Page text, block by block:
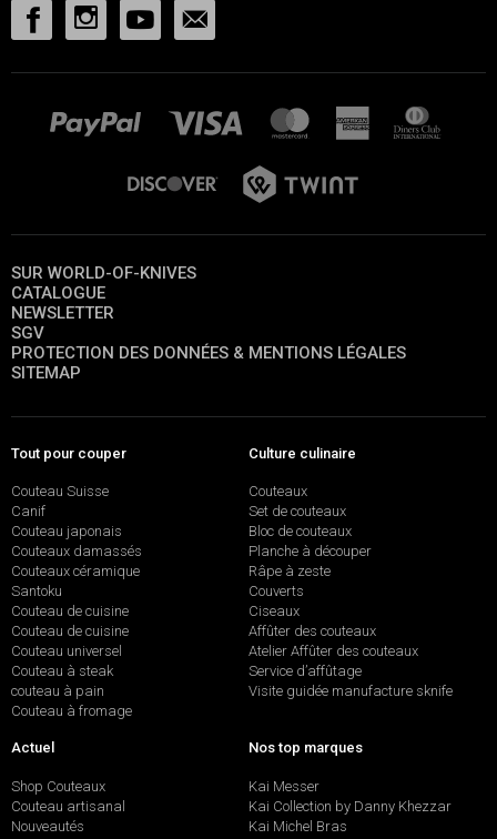
SUR WORLD-OF-KNIVES
CATALOGUE
NEWSLETTER
SGV
PROTECTION DES DONNÉES & MENTIONS LÉGALES
SITEMAP
Tout pour couper
Couteau Suisse
Canif
Couteau japonais
Couteaux damassés
Couteaux céramique
Santoku
Couteau de cuisine
Couteau de cuisine
Couteau universel
Couteau à steak
couteau à pain
Couteau à fromage
Culture culinaire
Couteaux
Set de couteaux
Bloc de couteaux
Planche à découper
Râpe à zeste
Couverts
Ciseaux
Affûter des couteaux
Atelier Affûter des couteaux
Service d’affûtage
Visite guidée manufacture sknife
Actuel
Shop Couteaux
Couteau artisanal
Nouveautés
Nos top marques
Kai Messer
Kai Collection by Danny Khezzar
Kai Michel Bras